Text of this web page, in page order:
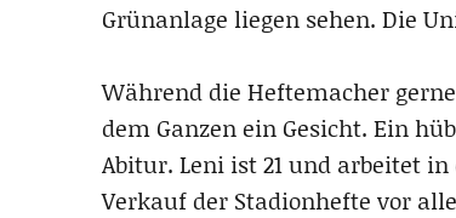
Grünanlage liegen sehen. Die
Während die Heftemacher
dem Ganzen ein Gesicht. Ein
Abitur. Leni ist 21 und arbeitet
Verkauf der Stadionhefte vor